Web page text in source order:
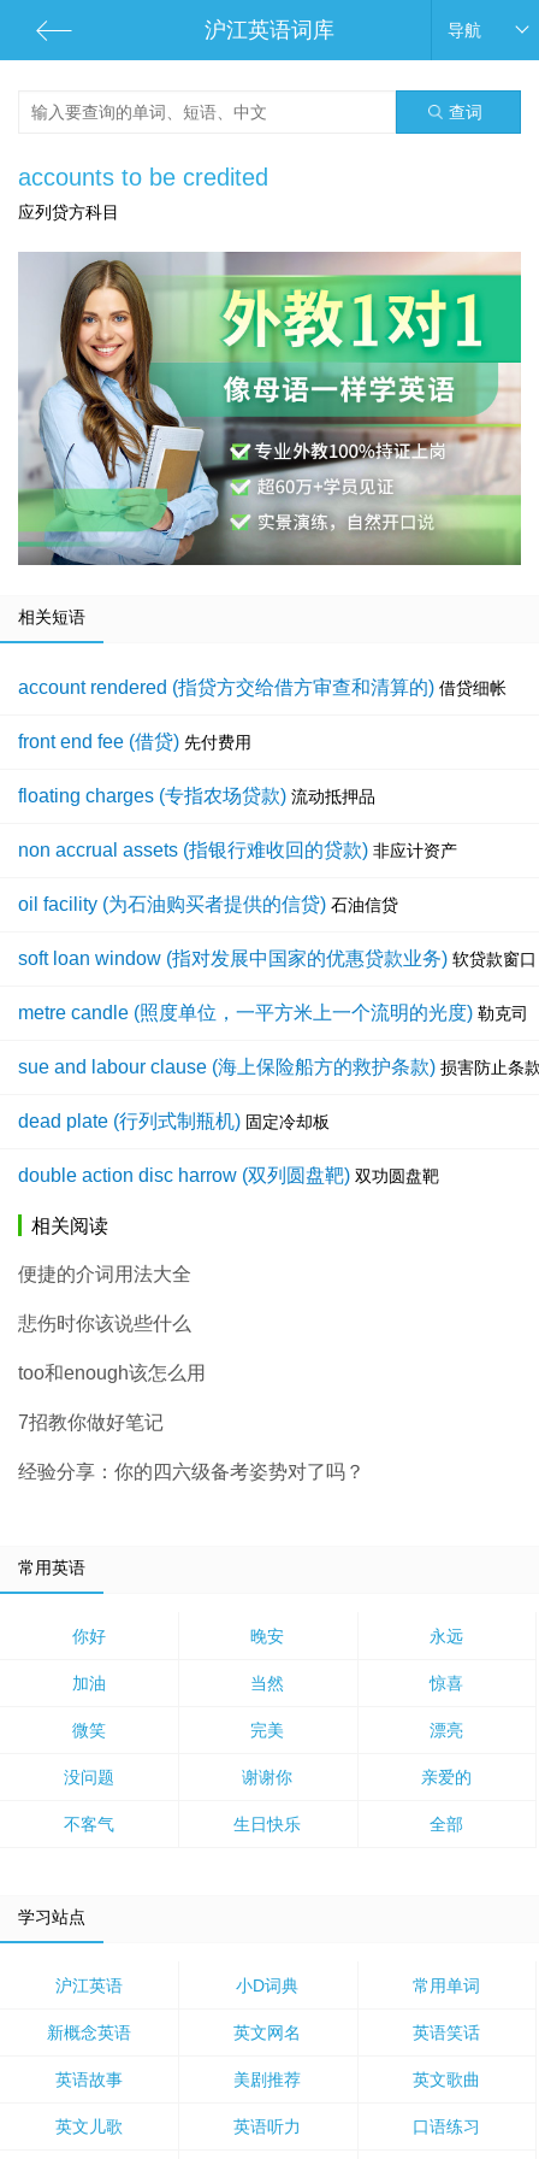
沪江英语词库 导航
查词
accounts to be credited
应列贷方科目
相关短语
account rendered (指贷方交给借方审查和清算的) 借贷细帐
front end fee (借贷) 先付费用
floating charges (专指农场贷款) 流动抵押品
non accrual assets (指银行难收回的贷款) 非应计资产
oil facility (为石油购买者提供的信贷) 石油信贷
soft loan window (指对发展中国家的优惠贷款业务) 软贷款窗口
metre candle (照度单位，一平方米上一个流明的光度) 勒克司
sue and labour clause (海上保险船方的救护条款) 损害防止条
dead plate (行列式制瓶机) 固定冷却板
double action disc harrow (双列圆盘靶) 双功圆盘靶
相关阅读
便捷的介词用法大全
悲伤时你该说些什么
too和enough该怎么用
7招教你做好笔记
经验分享：你的四六级备考姿势对了吗？
常用英语
你好 晚安 永远
加油 当然 惊喜
微笑 完美 漂亮
没问题 谢谢你 亲爱的
不客气 生日快乐 全部
学习站点
沪江英语 小D词典 常用单词
新概念英语 英文网名 英语笑话
英语故事 美剧推荐 英文歌曲
英文儿歌 英语听力 口语练习